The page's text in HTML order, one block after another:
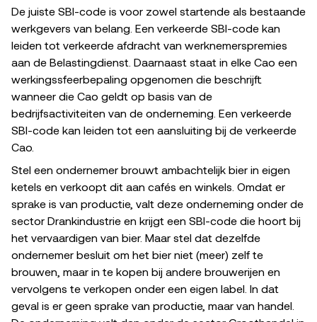
De juiste SBI-code is voor zowel startende als bestaande
werkgevers van belang. Een verkeerde SBI-code kan
leiden tot verkeerde afdracht van werknemerspremies
aan de Belastingdienst. Daarnaast staat in elke Cao een
werkingssfeerbepaling opgenomen die beschrijft
wanneer die Cao geldt op basis van de
bedrijfsactiviteiten van de onderneming. Een verkeerde
SBI-code kan leiden tot een aansluiting bij de verkeerde
Cao.
Stel een ondernemer brouwt ambachtelijk bier in eigen
ketels en verkoopt dit aan cafés en winkels. Omdat er
sprake is van productie, valt deze onderneming onder de
sector Drankindustrie en krijgt een SBI-code die hoort bij
het vervaardigen van bier. Maar stel dat dezelfde
ondernemer besluit om het bier niet (meer) zelf te
brouwen, maar in te kopen bij andere brouwerijen en
vervolgens te verkopen onder een eigen label. In dat
geval is er geen sprake van productie, maar van handel.